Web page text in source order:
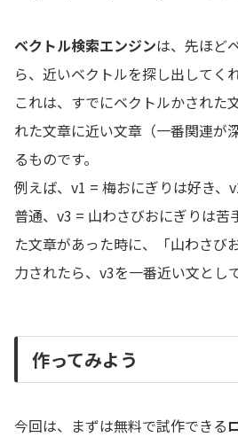
ベクトル検索エンジンは、先ほど
ら、近いベクトルを探し出してく
これは、すでにベクトルかされた
れた文章に近い文章（一番関連が
るものです。
例えば、v1 = 梅おにぎりは好き、
普通、v3 = 山わさびおにぎりは苦
た文章があった時に、「山わさび
力されたら、v3を一番近い文とし
作ってみよう
今回は、まずは無料で試作できる